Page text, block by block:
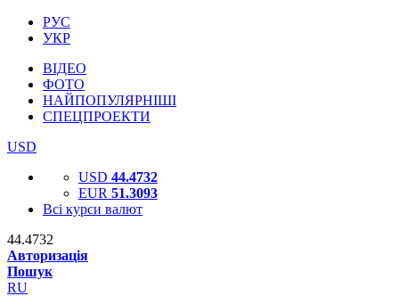
РУС
УКР
ВІДЕО
ФОТО
НАЙПОПУЛЯРНІШІ
СПЕЦПРОЕКТИ
USD
USD 44.4732
EUR 51.3093
Всі курси валют
44.4732
Авторизація
Пошук
RU